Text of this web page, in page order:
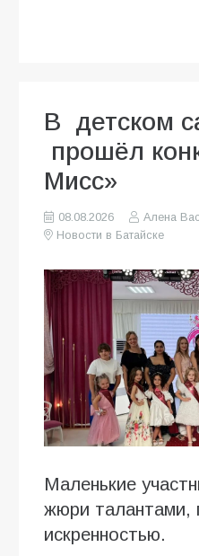
В детском
прошёл
Мисс»
08.08.2026
Алена
Новости в Батайске
Маленькие
жюри талантами,
искренностью.